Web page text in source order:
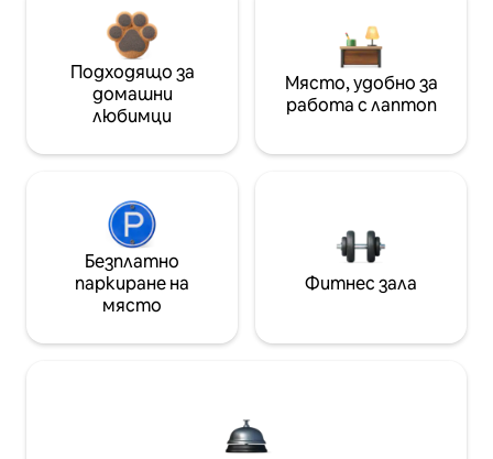
Подходящо за
домашни
любимци
Място, удобно за
работа с лаптоп
Безплатно
паркиране на
място
Фитнес зала